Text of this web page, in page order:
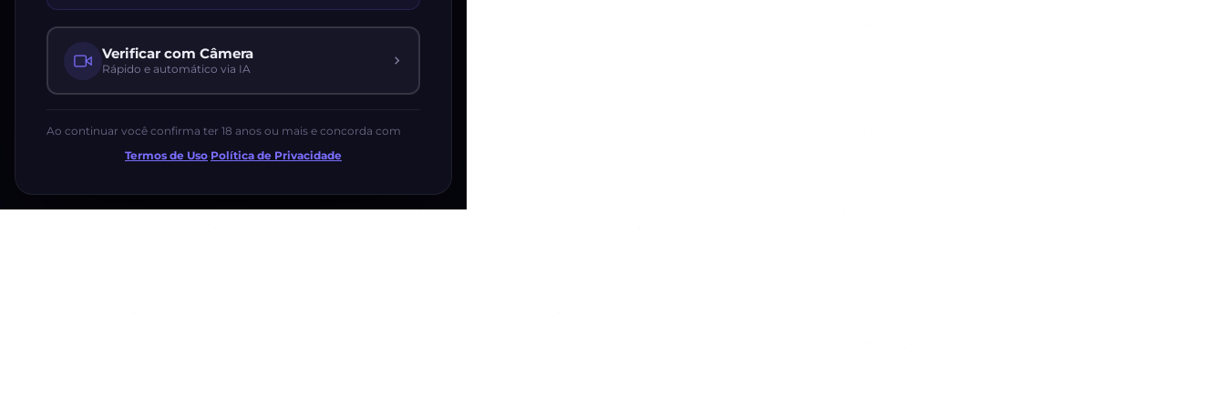
Verificar com Câmera
Rápido e automático via IA
Ao continuar você confirma ter 18 anos ou mais e concorda com
Termos de Uso·Política de Privacidade